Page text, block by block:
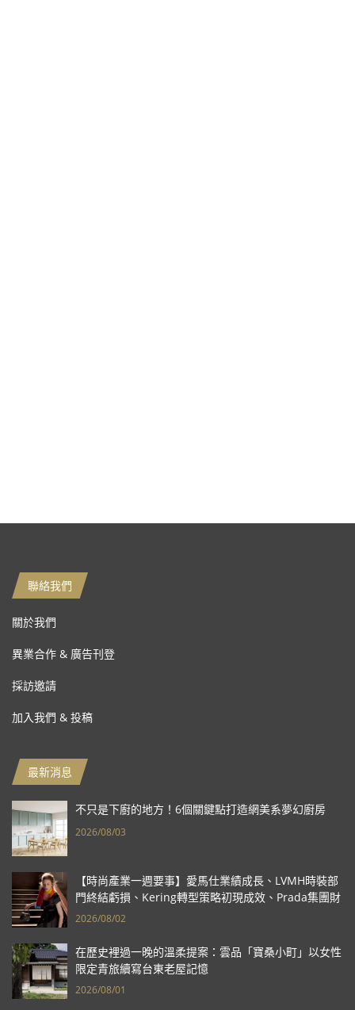
聯絡我們
關於我們
異業合作 & 廣告刊登
採訪邀請
加入我們 & 投稿
最新消息
不只是下廚的地方！6個關鍵點打造網美系夢幻廚房
2026/08/03
【時尚產業一週要事】愛馬仕業績成長、LVMH時裝部
門終結虧損、Kering轉型策略初現成效、Prada集團財
報亮眼
2026/08/02
在歷史裡過一晚的溫柔提案：雲品「寶桑小町」以女性
限定青旅續寫台東老屋記憶
2026/08/01